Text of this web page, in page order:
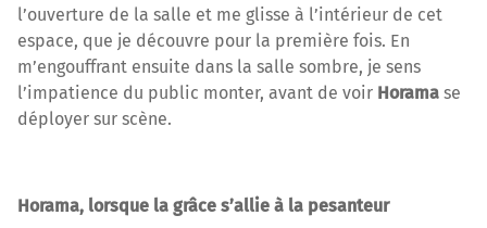
l’ouverture de la salle et me glisse à l’intérieur de cet
espace, que je découvre pour la première fois. En
m’engouffrant ensuite dans la salle sombre, je sens
l’impatience du public monter, avant de voir Horama se
déployer sur scène.
Horama, lorsque la grâce s’allie à la pesanteur